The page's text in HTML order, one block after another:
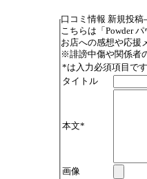
口コミ情報 新規投稿
こちらは「Powder
お店への感想や応援
※誹謗中傷や関係者
*は入力必須項目です
タイトル
本文*
画像